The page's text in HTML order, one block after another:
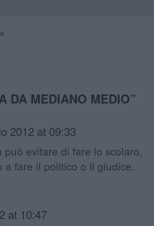
DA MEDIANO MEDIO”
2012 at 09:33
evitare di fare lo scolaro,
a fare il politico o il giudice.
at 10:47